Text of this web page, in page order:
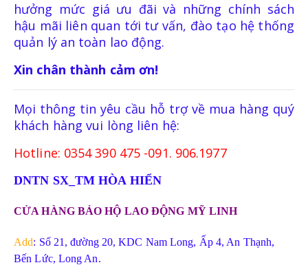
hưởng mức giá ưu đãi và những chính sách
hậu mãi liên quan tới tư vấn, đào tạo hệ thống
quản lý an toàn lao động.
Xin chân thành cảm ơn!
Mọi thông tin yêu cầu hỗ trợ về mua hàng quý
khách hàng vui lòng liên hệ:
Hotline: 0354 390 475 -091. 906.1977
DNTN SX_TM HÒA HIỂN
CỬA HÀNG BẢO HỘ LAO ĐỘNG MỸ LINH
Add: Số 21, đường 20, KDC Nam Long, Ấp 4, An Thạnh,
Bến Lức, Long An.